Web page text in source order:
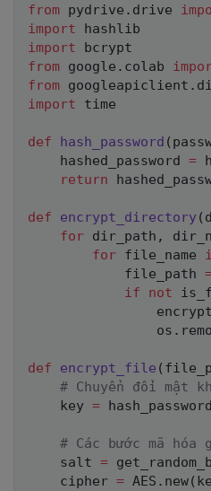
from pydrive . drive
import
import
from google . colab
from googleapiclient .
import time
def hash_password (
    hashed_password
=
return
def encrypt_directory (
for dir_path ,
for file_name
            file_path
if
not
                os
.
def encrypt_file (
# Chuyển đổi mật
    key
= hash_password
# Các bước mã
    salt
=
    cipher
= AES . new(